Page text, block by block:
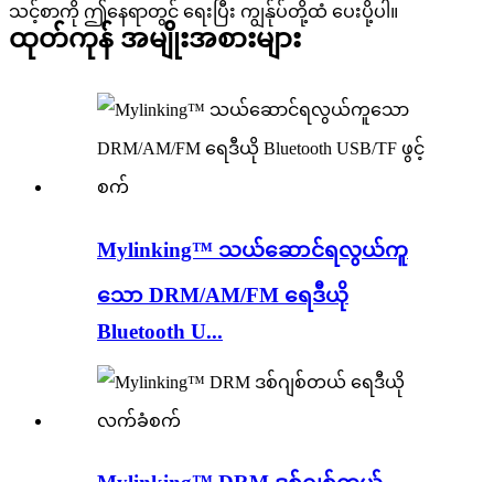
သင့်စာကို ဤနေရာတွင် ရေးပြီး ကျွန်ုပ်တို့ထံ ပေးပို့ပါ။
ထုတ်ကုန် အမျိုးအစားများ
Mylinking™ သယ်ဆောင်ရလွယ်ကူ
သော DRM/AM/FM ရေဒီယို
Bluetooth U...